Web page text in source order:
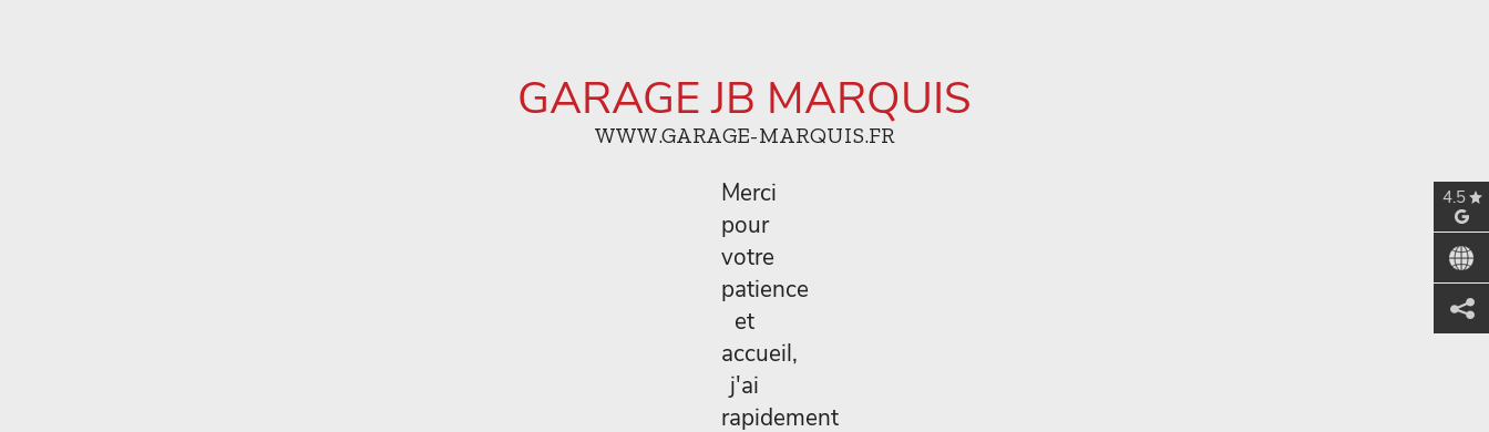
4.5
GARAGE JB MARQUIS
WWW.GARAGE-MARQUIS.FR
Merci
pour
votre
patience
et
accueil,
j'ai
rapidement